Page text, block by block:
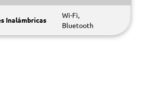
Inalámbricas
Wi-Fi,
Bluetooth